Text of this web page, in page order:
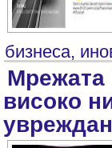
бизнеса,
Мрежата
високо